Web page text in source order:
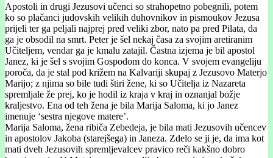
Apostoli in drugi Jezusovi učenci so strahopetno pobegnili, potem
ko so plačanci judovskih velikih duhovnikov in pismoukov Jezusa
prijeli ter ga peljali najprej pred veliki zbor, nato pa pred Pilata, da
ga je obsodil na smrt. Peter je šel nekaj časa za svojim aretiranim
Učiteljem, vendar ga je kmalu zatajil. Častna izjema je bil apostol
Janez, ki je šel s svojim Gospodom do konca. V svojem evangeliju
poroča, da je stal pod križem na Kalvariji skupaj z Jezusovo Materjo
Marijo; z njima so bile tudi štiri žene, ki so Učitelja iz Nazareta
spremljale že prej, ko je hodil iz kraja v kraj in oznanjal božje
kraljestvo. Ena od teh žena je bila Marija Saloma, ki jo Janez
imenuje ‘sestra njegove matere’.
Marija Saloma, žena ribiča Zebedeja, je bila mati Jezusovih učencev
in apostolov Jakoba (starejšega) in Janeza. Zdelo se ji je, da ima kot
mati dveh Jezusovih spremljevalcev pravico reči kakšno dobro